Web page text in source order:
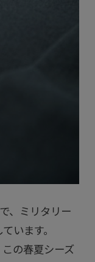
、ミリタリー
います。
の春夏シーズ